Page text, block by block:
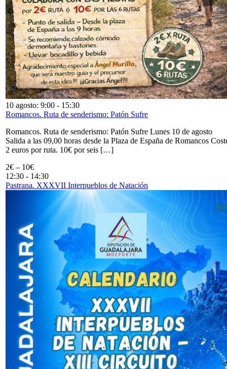
10 agosto: 9:00 - 15:30
Romancos. Ruta de senderismo: Patón Sufre
Romancos. Ruta de senderismo: Patón Sufre Lunes 10 de agosto
Salida a las 09,00 horas desde la Plaza de España de Romancos
2 euros por ruta. 10€ por seis […]
2€ – 10€
12:30 - 14:30
Pastrana. XXXVII Interpueblos de Natación